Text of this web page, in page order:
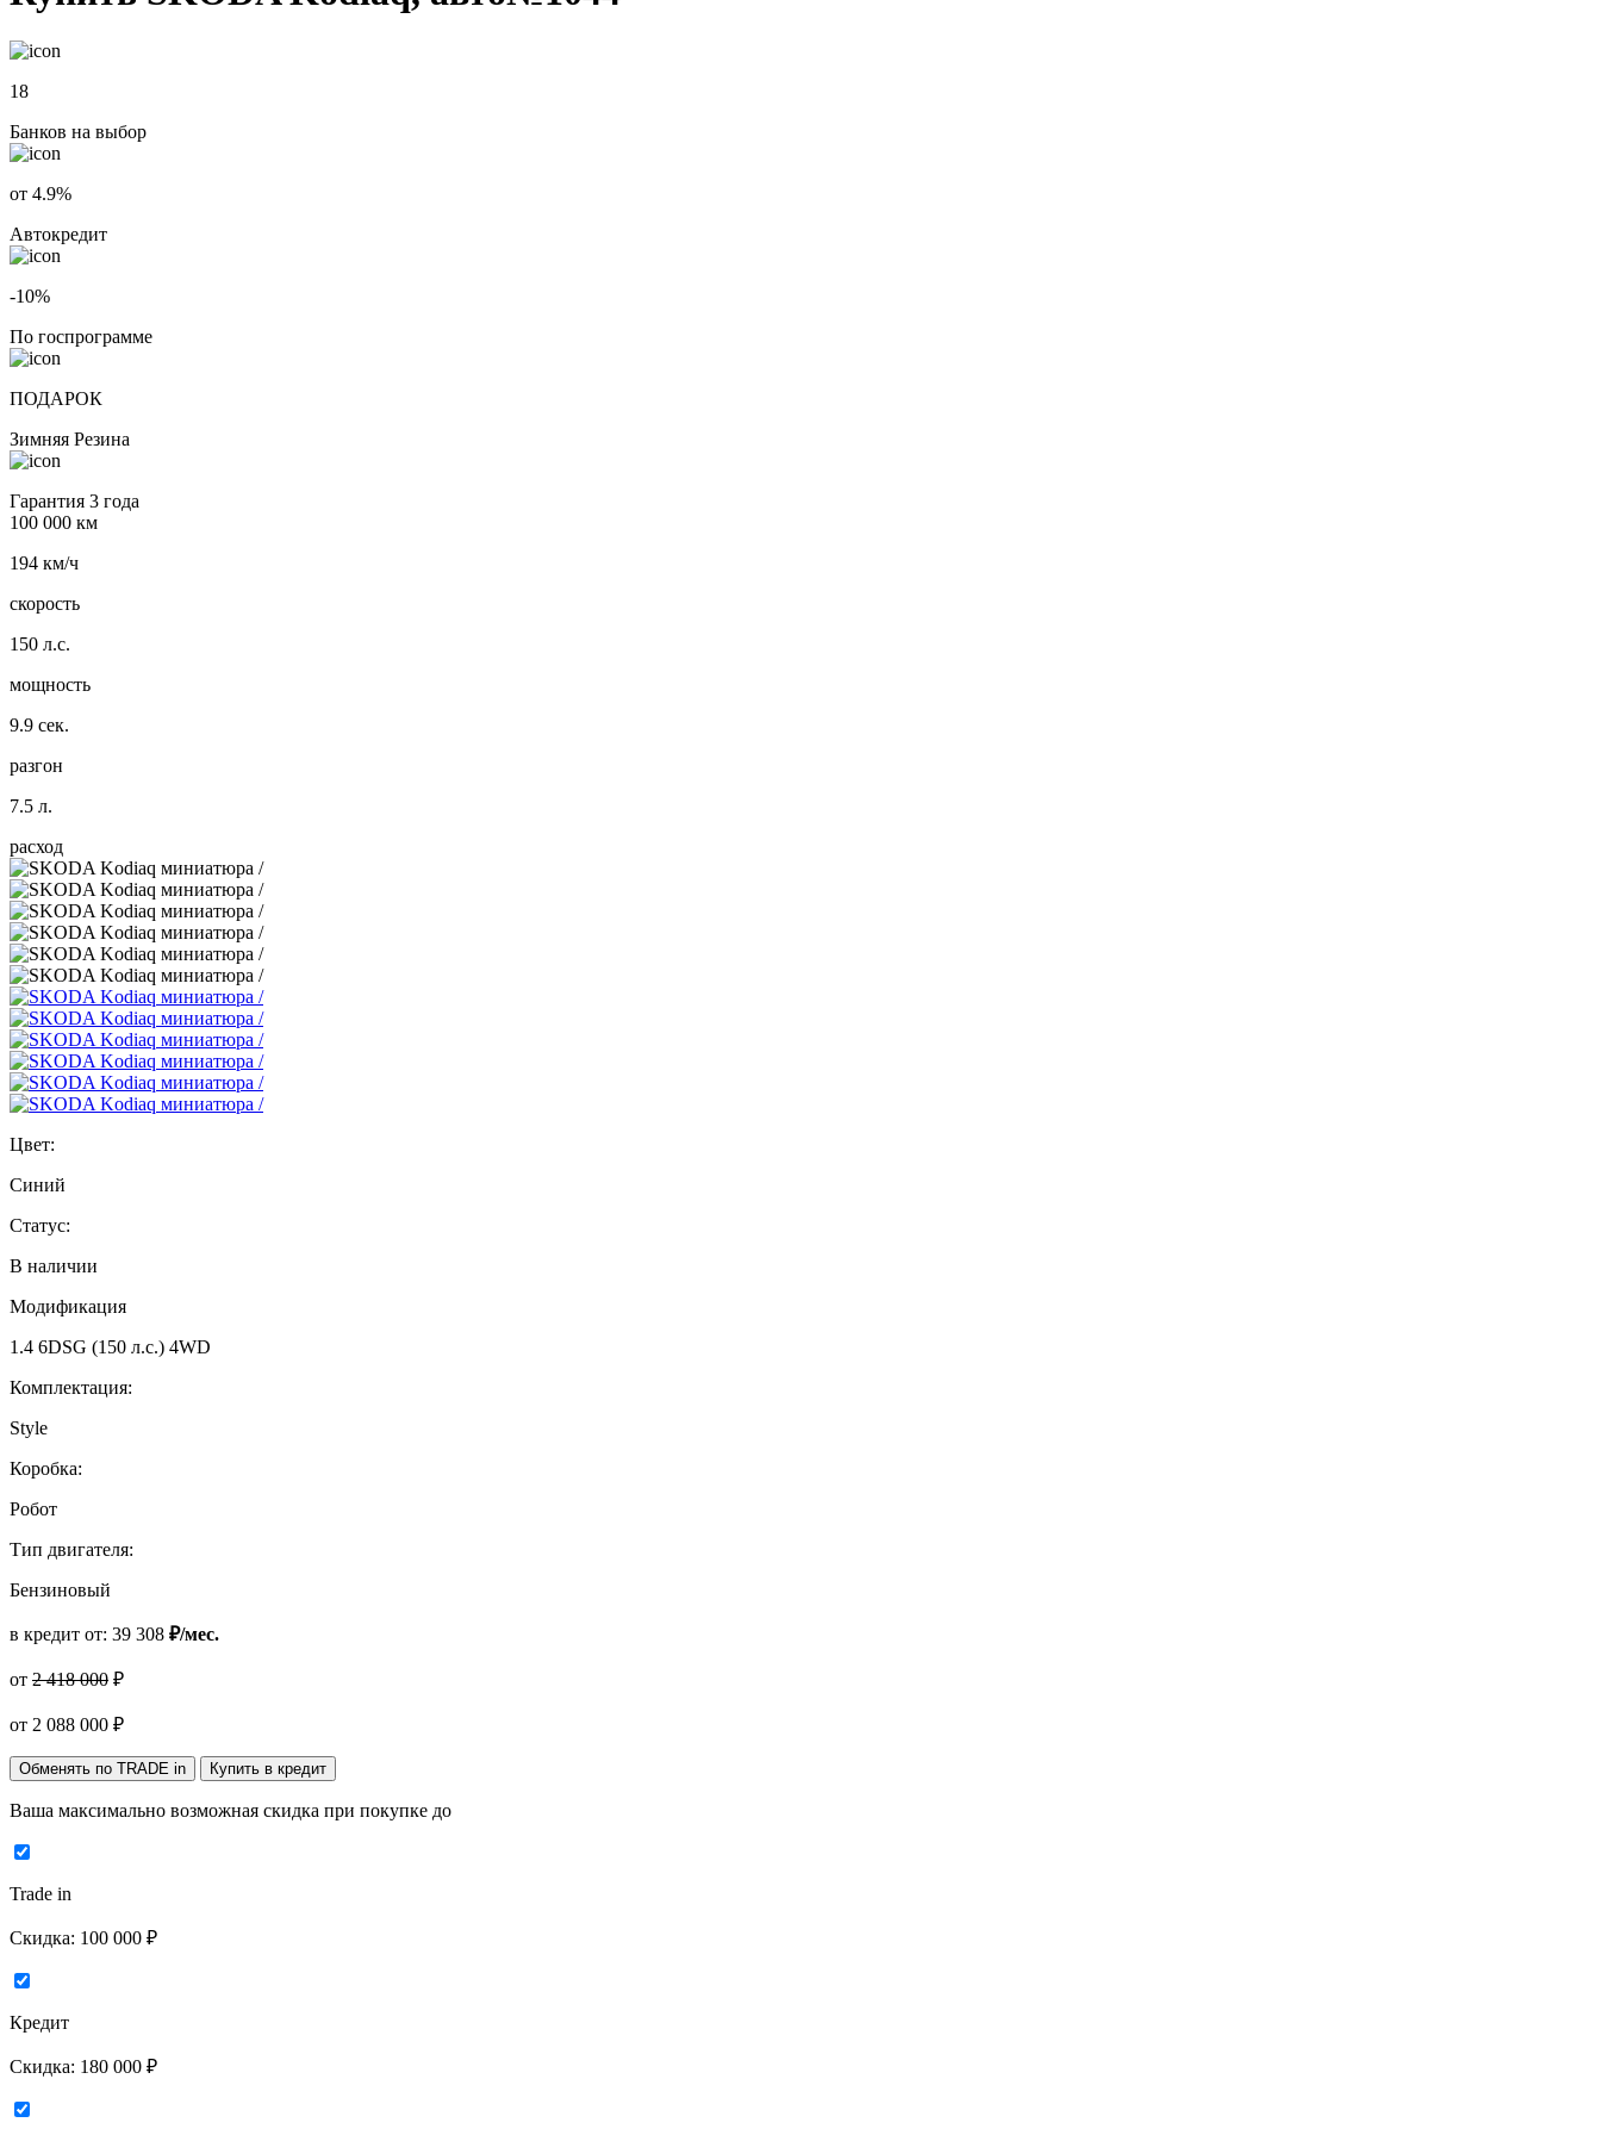
18
Банков на выбор
от 4.9%
Автокредит
-10%
По госпрограмме
ПОДАРОК
Зимняя Резина
Гарантия 3 года
100 000 км
194 км/ч
скорость
150 л.с.
мощность
9.9 сек.
разгон
7.5 л.
расход
Цвет:
Синий
Статус:
В наличии
Модификация
1.4 6DSG (150 л.с.) 4WD
Комплектация:
Style
Коробка:
Робот
Тип двигателя:
Бензиновый
в кредит от: 39 308 ₽/мес.
от 2 418 000 ₽
от 2 088 000 ₽
Обменять по TRADE in Купить в кредит
Ваша максимально возможная скидка при покупке до
Trade in
Скидка: 100 000 ₽
Кредит
Скидка: 180 000 ₽